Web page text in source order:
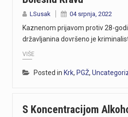
LSusak 04 srpnja, 2022
Kaznenom prijavom protiv 28-
državljanina dovršeno je
VIŠE
Posted in Krk, PGŽ,
S Koncentracijom